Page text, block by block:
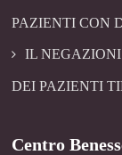
PAZIENTI CON
IL
DEI PAZIENTI
Centro